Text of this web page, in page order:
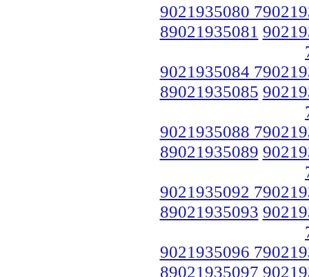
9021935080
89021935081
9021935084
89021935085
9021935088
89021935089
9021935092
89021935093
9021935096
89021935097